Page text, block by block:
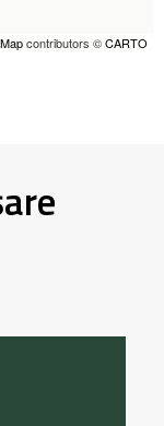
contributors ©CARTO